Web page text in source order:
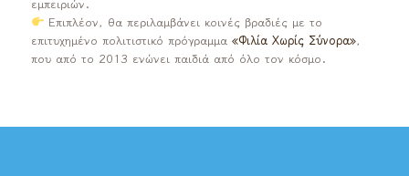
εμπειριών.
Επιπλέον, θα περιλαμβάνει κοινές βραδιές με το
επιτυχημένο πολιτιστικό πρόγραμμα «Φιλία Χωρίς Σύνορα»,
που από το 2013 ενώνει παιδιά από όλο τον κόσμο.